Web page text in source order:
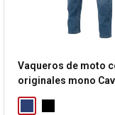
Vaqueros de moto
originales mono